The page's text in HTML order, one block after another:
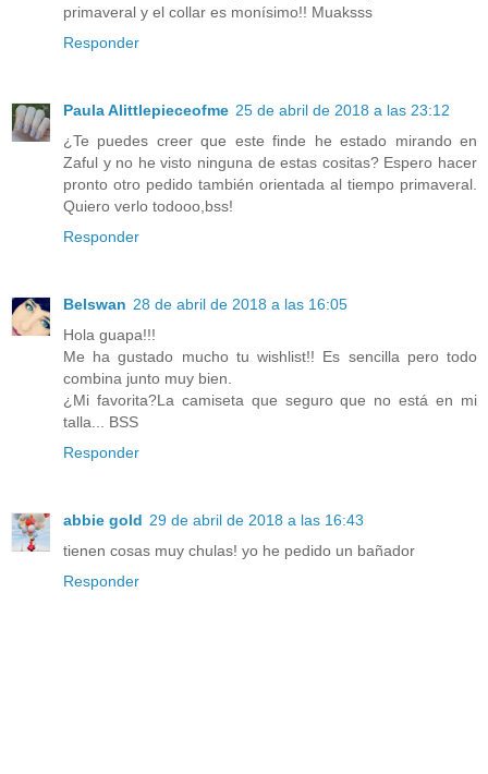
primaveral y el collar es monísimo!! Muaksss
Responder
Paula Alittlepieceofme 25 de abril de 2018 a las 23:12
¿Te puedes creer que este finde he estado mirando en
Zaful y no he visto ninguna de estas cositas? Espero hacer
pronto otro pedido también orientada al tiempo primaveral.
Quiero verlo todooo,bss!
Responder
Belswan 28 de abril de 2018 a las 16:05
Hola guapa!!!
Me ha gustado mucho tu wishlist!! Es sencilla pero todo
combina junto muy bien.
¿Mi favorita?La camiseta que seguro que no está en mi
talla... BSS
Responder
abbie gold 29 de abril de 2018 a las 16:43
tienen cosas muy chulas! yo he pedido un bañador
Responder